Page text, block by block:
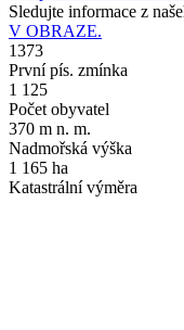
Sledujte informace z
V OBRAZE.
1373
První pís. zmínka
1 125
Počet obyvatel
370 m n. m.
Nadmořská výška
1 165 ha
Katastrální výměra